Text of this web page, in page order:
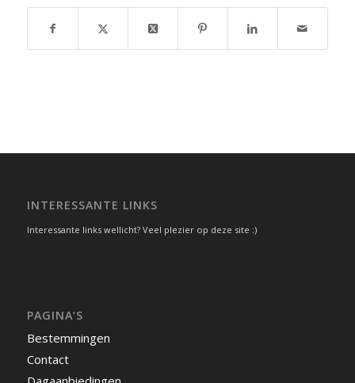
INTERESSANTE LINKS
Interessante links wellicht? Veel plezier op deze site :)
PAGINA’S
Bestemmingen
Contact